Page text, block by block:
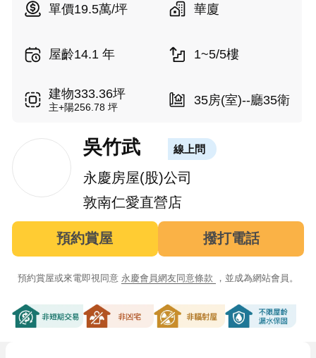
單價19.5萬/坪 華廈
屋齡14.1 年 1~5/5樓
建物333.36坪
主+陽256.78 坪 35房(室)--廳35衛
吳竹武 線上問
永慶房屋(股)公司
敦南仁愛直營店
預約賞屋 撥打電話
預約賞屋或來電即視同意 永慶會員網友同意條款 ，並成為網站會員。